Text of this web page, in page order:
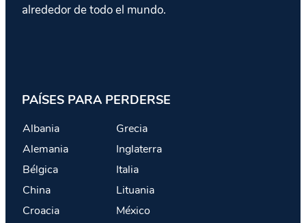
alrededor de todo el mundo.
PAÍSES PARA PERDERSE
Albania
Alemania
Bélgica
China
Croacia
Grecia
Inglaterra
Italia
Lituania
México